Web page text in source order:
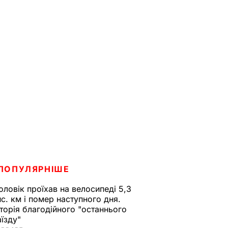
проїхав на велосипеді 5,3
км і помер наступного дня.
благодійного "останнього